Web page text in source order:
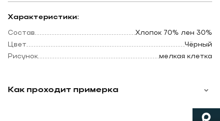
Характеристики:
Состав
Хлопок 70% лен 30%
Цвет
Чёрный
Рисунок
мелкая клетка
Как проходит примерка